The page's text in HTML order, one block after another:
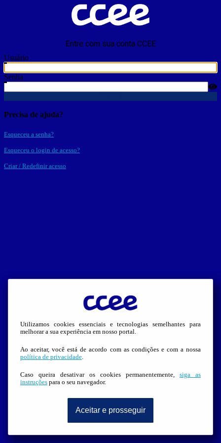
Entre com sua conta CCEE
Usuário
Senha
Precisa de ajuda?
Esqueceu a senha?
Esqueceu o login de acesso?
Criar / Redefinir acesso
Utilizamos cookies essenciais e tecnologias semelhantes para
melhorar a sua experiência em nosso portal.
Ao aceitar, você está de acordo com as condições e com a nossa
política de privacidade.
Caso queira desativar os cookies permanentemente, siga as
instruções para o seu navegador.
Aceitar e prosseguir